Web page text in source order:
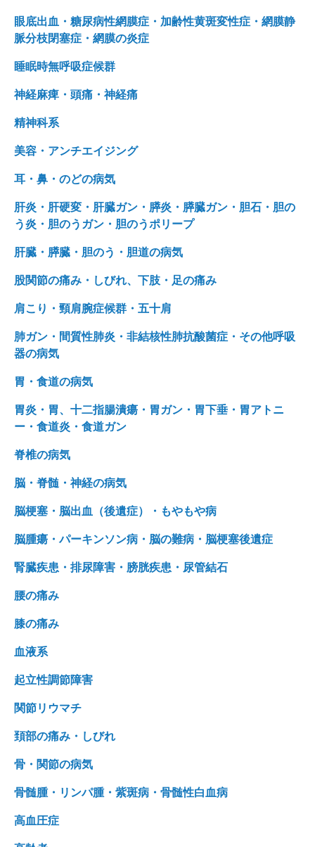
眼底出血・糖尿病性網膜症・加齢性黄斑変性症・網膜静
脈分枝閉塞症・網膜の炎症
睡眠時無呼吸症候群
神経麻痺・頭痛・神経痛
精神科系
美容・アンチエイジング
耳・鼻・のどの病気
肝炎・肝硬変・肝臓ガン・膵炎・膵臓ガン・胆石・胆の
う炎・胆のうガン・胆のうポリープ
肝臓・膵臓・胆のう・胆道の病気
股関節の痛み・しびれ、下肢・足の痛み
肩こり・頸肩腕症候群・五十肩
肺ガン・間質性肺炎・非結核性肺抗酸菌症・その他呼吸
器の病気
胃・食道の病気
胃炎・胃、十二指腸潰瘍・胃ガン・胃下垂・胃アトニ
ー・食道炎・食道ガン
脊椎の病気
脳・脊髄・神経の病気
脳梗塞・脳出血（後遺症）・もやもや病
脳腫瘍・パーキンソン病・脳の難病・脳梗塞後遺症
腎臓疾患・排尿障害・膀胱疾患・尿管結石
腰の痛み
膝の痛み
血液系
起立性調節障害
関節リウマチ
頚部の痛み・しびれ
骨・関節の病気
骨髄腫・リンパ腫・紫斑病・骨髄性白血病
高血圧症